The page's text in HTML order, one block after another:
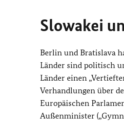
Slowakei
Berlin und Bratislava
Länder sind politisch
Länder einen
Verhandlungen über
Europäischen
Außenminister